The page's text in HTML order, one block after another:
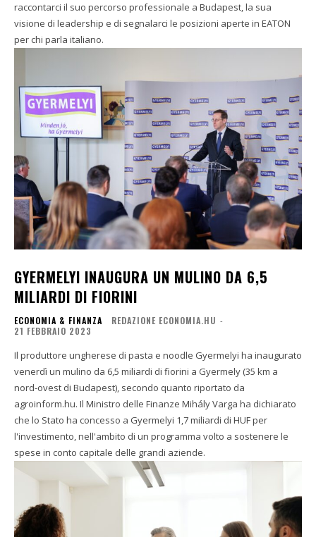
raccontarci il suo percorso professionale a Budapest, la sua
visione di leadership e di segnalarci le posizioni aperte in EATON
per chi parla italiano.
GYERMELYI INAUGURA UN MULINO DA 6,5
MILIARDI DI FIORINI
ECONOMIA & FINANZA REDAZIONE ECONOMIA.HU -
21 FEBBRAIO 2023
Il produttore ungherese di pasta e noodle Gyermelyi ha inaugurato
venerdì un mulino da 6,5 miliardi di fiorini a Gyermely (35 km a
nord-ovest di Budapest), secondo quanto riportato da
agroinform.hu. Il Ministro delle Finanze Mihály Varga ha dichiarato
che lo Stato ha concesso a Gyermelyi 1,7 miliardi di HUF per
l'investimento, nell'ambito di un programma volto a sostenere le
spese in conto capitale delle grandi aziende.